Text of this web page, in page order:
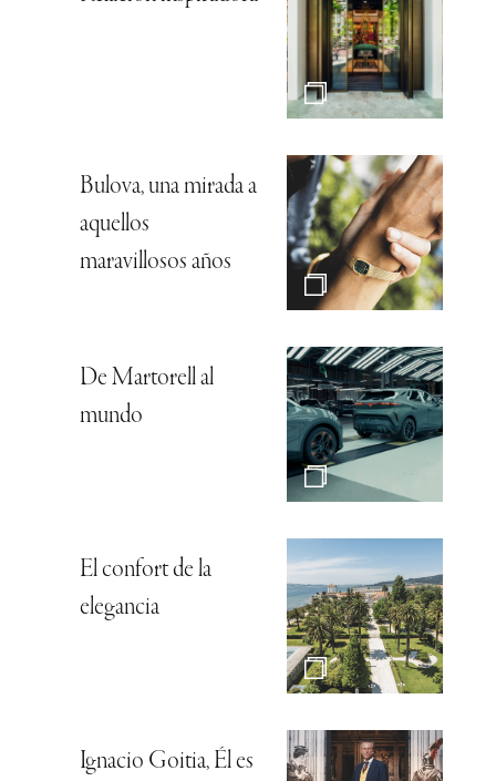
Bulova, una mirada a
aquellos
maravillosos años
De Martorell al
mundo
El confort de la
elegancia
Ignacio Goitia, Él es